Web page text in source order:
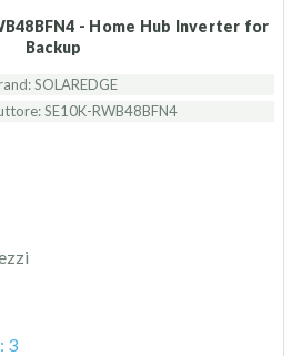
Backup
SOLAREDGE
SE10K-RWB48BFN4
3